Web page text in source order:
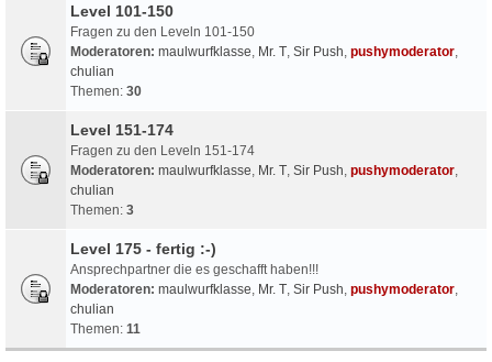
Level 101-150
Fragen zu den Leveln 101-150
Moderatoren: maulwurfklasse, Mr. T, Sir Push, pushymoderator,
chulian
Themen: 30
Level 151-174
Fragen zu den Leveln 151-174
Moderatoren: maulwurfklasse, Mr. T, Sir Push, pushymoderator,
chulian
Themen: 3
Level 175 - fertig :-)
Ansprechpartner die es geschafft haben!!!
Moderatoren: maulwurfklasse, Mr. T, Sir Push, pushymoderator,
chulian
Themen: 11